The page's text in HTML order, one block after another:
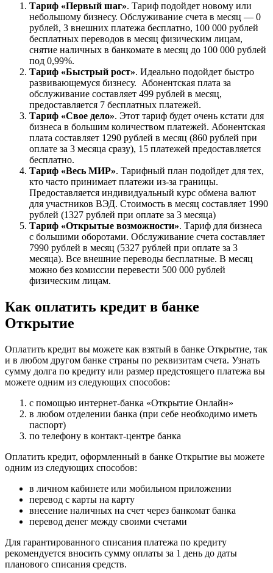
Тариф «Первый шаг». Тариф подойдет новому или
небольшому бизнесу. Обслуживание счета в месяц — 0
рублей, 3 внешних платежа бесплатно, 100 000 рублей
бесплатных переводов в месяц физическим лицам,
снятие наличных в банкомате в месяц до 100 000 рублей
под 0,99%.
Тариф «Быстрый рост». Идеально подойдет быстро
развивающемуся бизнесу. Абонентская плата за
обслуживание составляет 499 рублей в месяц,
предоставляется 7 бесплатных платежей.
Тариф «Свое дело». Этот тариф будет очень кстати для
бизнеса в большим количеством платежей. Абонентская
плата составляет 1290 рублей в месяц (860 рублей при
оплате за 3 месяца сразу), 15 платежей предоставляется
бесплатно.
Тариф «Весь МИР». Тарифный план подойдет для тех,
кто часто принимает платежи из-за границы.
Предоставляется индивидуальный курс обмена валют
для участников ВЭД. Стоимость в месяц составляет 1990
рублей (1327 рублей при оплате за 3 месяца)
Тариф «Открытые возможности». Тариф для бизнеса
с большими оборотами. Обслуживание счета составляет
7990 рублей в месяц (5327 рублей при оплате за 3
месяца). Все внешние переводы бесплатные. В месяц
можно без комиссии перевести 500 000 рублей
физическим лицам.
Как оплатить кредит в банке
Открытие
Оплатить кредит вы можете как взятый в банке Открытие, так
и в любом другом банке страны по реквизитам счета. Узнать
сумму долга по кредиту или размер предстоящего платежа вы
можете одним из следующих способов:
с помощью интернет-банка «Открытие Онлайн»
в любом отделении банка (при себе необходимо иметь
паспорт)
по телефону в контакт-центре банка
Оплатить кредит, оформленный в банке Открытие вы можете
одним из следующих способов:
в личном кабинете или мобильном приложении
перевод с карты на карту
внесение наличных на счет через банкомат банка
перевод денег между своими счетами
Для гарантированного списания платежа по кредиту
рекомендуется вносить сумму оплаты за 1 день до даты
планового списания средств.